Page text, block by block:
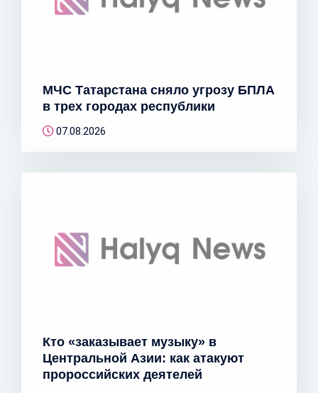
МЧС Татарстана сняло угрозу БПЛА
в трех городах республики
07.08.2026
Кто «заказывает музыку» в
Центральной Азии: как атакуют
пророссийских деятелей